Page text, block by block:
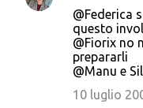
@Federica
questo
@Fiorix no
prepararli
@Manu e
10 luglio